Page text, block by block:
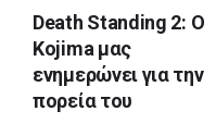
Death Standing 2: Ο
Kojima μας
ενημερώνει για την
πορεία του